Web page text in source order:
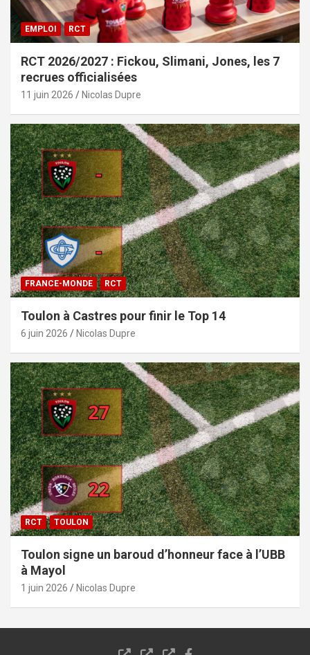
EMPLOI RCT
RCT 2026/2027 : Fickou, Slimani, Jones, les 7
recrues officialisées
11 juin 2026 Nicolas Dupre
FRANCE-MONDE RCT
Toulon à Castres pour finir le Top 14
6 juin 2026 Nicolas Dupre
RCT TOULON
Toulon signe un baroud d’honneur face à l’UBB
à Mayol
1 juin 2026 Nicolas Dupre